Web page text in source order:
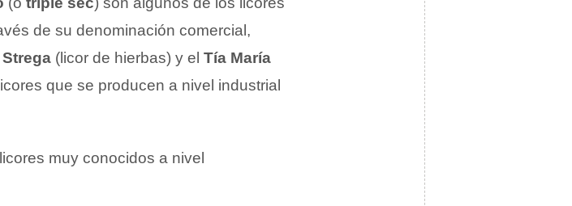
de su denominación comercial,
Strega (licor de hierbas) y el Tía María
que se producen a nivel industrial
muy conocidos a nivel